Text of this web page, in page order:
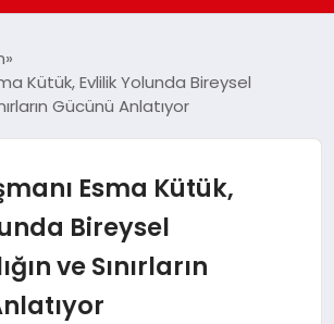
Kütük, Evlilik Yolunda Bireysel
Gücünü Anlatıyor
Esma Kütük,
Bireysel
ve Sınırların